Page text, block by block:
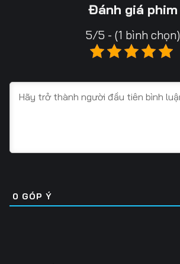
Tập 23
Tập 28 Tập 29
Tập 34 Tập 35
Tập 40 Tập 41
Đánh giá phim
5/5 - (1 bình chọn)
0 GÓP Ý